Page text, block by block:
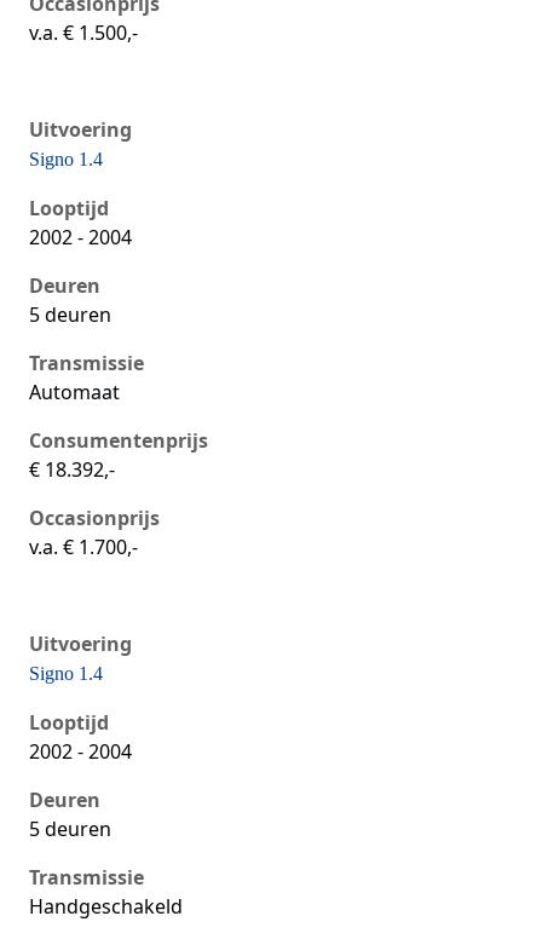
v.a. € 1.500,-
Uitvoering
Seat Ibiza iii, 1.4, 55 kW, Benzine, 5 deuren
Signo 1.4
Looptijd
2002 - 2004
Deuren
5 deuren
Transmissie
Automaat
Consumentenprijs
€ 18.392,-
Occasionprijs
v.a. € 1.700,-
Uitvoering
Seat Ibiza iii, 1.4, 55 kW, Benzine, 5 deuren
Signo 1.4
Looptijd
2002 - 2004
Deuren
5 deuren
Transmissie
Handgeschakeld